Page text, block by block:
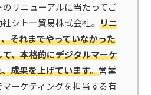
リニューアルに当たってご
シトー貿易株式会社。 リニ
それまでやっていなかった
、本格的にデジタルマーケ
成果を上げています。営業
ーケティングを担当する有